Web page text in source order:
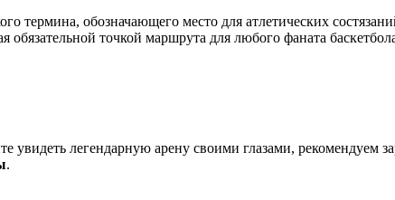
термина, обозначающего место для атлетических
обязательной точкой маршрута для любого фаната
увидеть легендарную арену своими глазами,
.